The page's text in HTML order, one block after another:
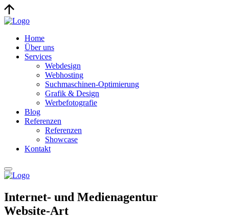
Home
Über uns
Services
Webdesign
Webhosting
Suchmaschinen-Optimierung
Grafik & Design
Werbefotografie
Blog
Referenzen
Referenzen
Showcase
Kontakt
Internet- und Medienagentur
Website-Art